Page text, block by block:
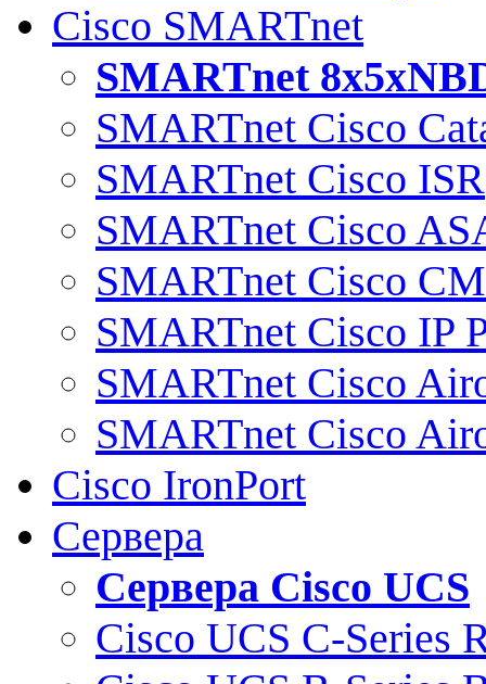
Cisco SMARTnet
SMARTnet
SMARTnet Cisco
SMARTnet Cisco ISR
SMARTnet Cisco
SMARTnet Cisco
SMARTnet Cisco IP
SMARTnet Cisco
SMARTnet Cisco
Cisco IronPort
Сервера
Сервера Cisco UCS
Cisco UCS C-Series